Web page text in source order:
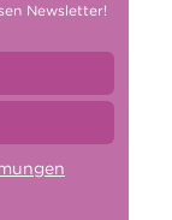
Newsletter!